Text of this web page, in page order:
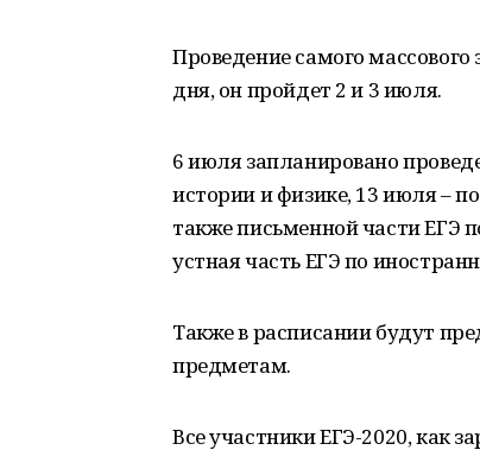
Проведение самого
дня, он пройдет 2 и 3 июля.
6 июля запланировано
истории и физике, 13 июля –
также письменной части ЕГЭ
устная часть ЕГЭ по
Также в расписании будут
предметам.
Все участники ЕГЭ-2020, как